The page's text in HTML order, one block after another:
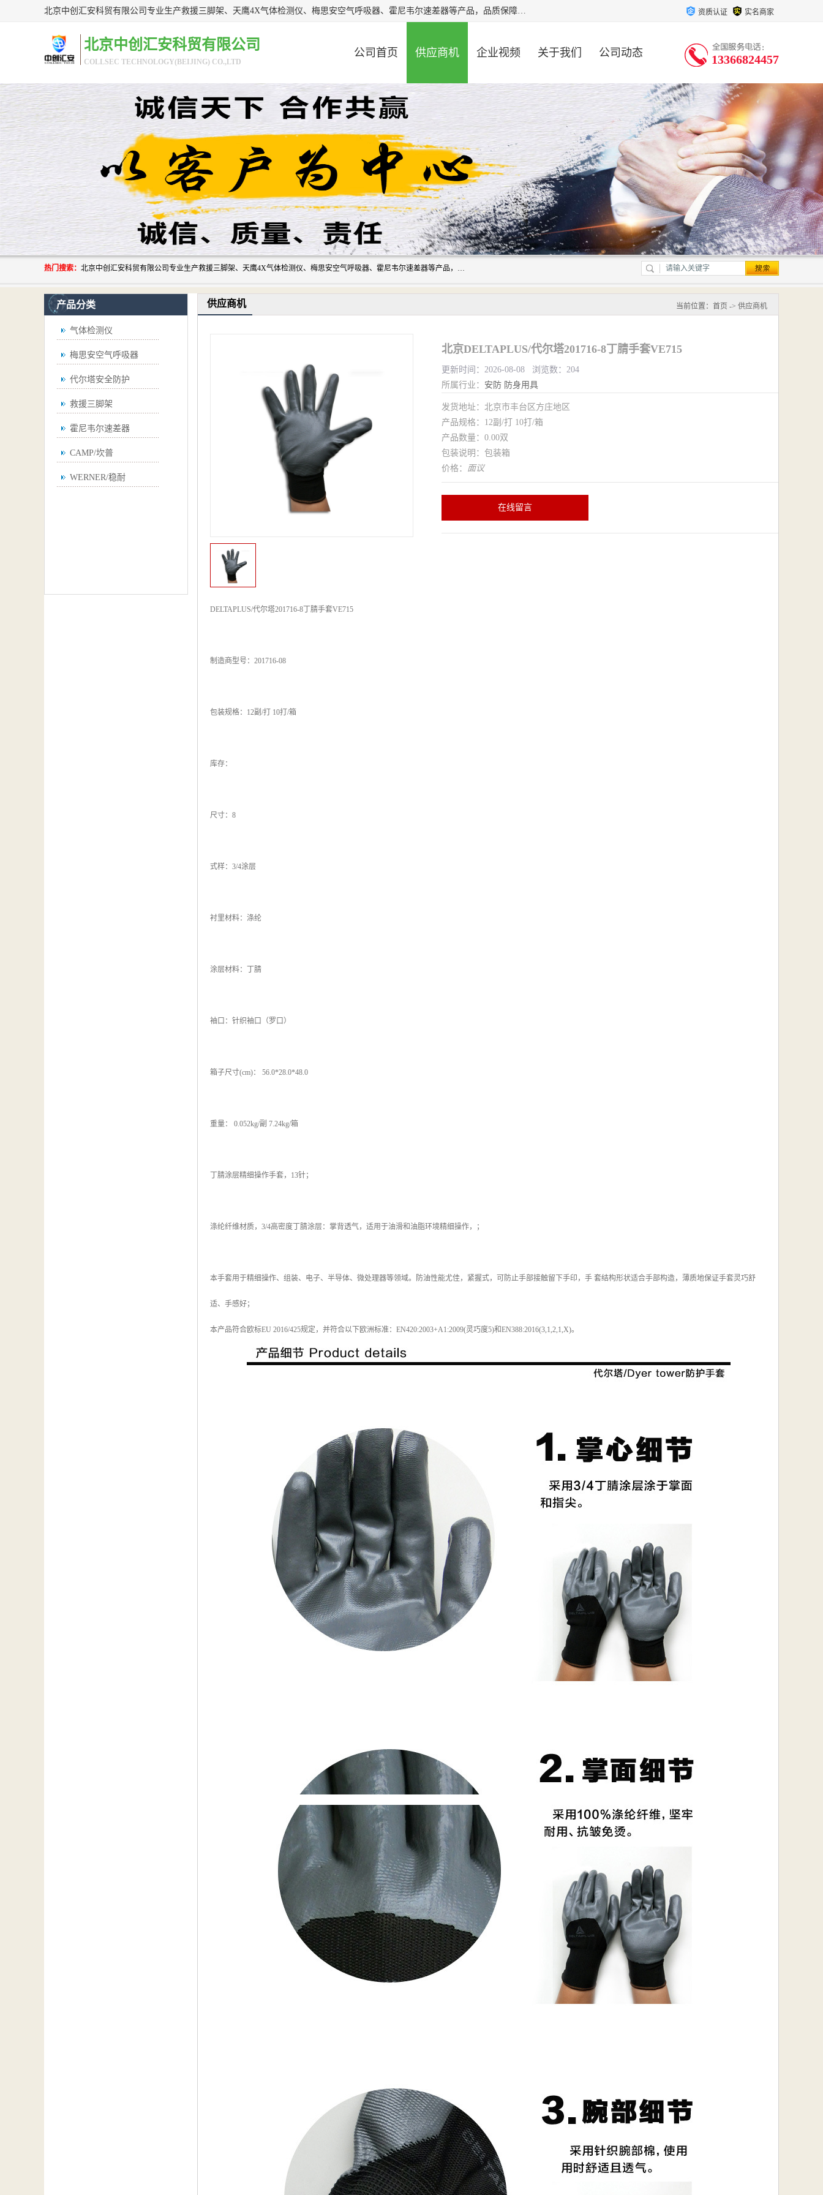
北京中创汇安科贸有限公司专业生产救援三脚架、天鹰4X气体检测仪、梅思安空气呼吸器、霍尼韦尔速差器等产品，品质保障，价格合理，欢迎在线致电咨询。 资质认证 实名商家
北京中创汇安科贸有限公司
COLLSEC TECHNOLOGY(BEIJING) CO.,LTD
公司首页 供应商机 企业视频 关于我们 公司动态 13366824457
热门搜索： 北京中创汇安科贸有限公司专业生产救援三脚架、天鹰4X气体检测仪、梅思安空气呼吸器、霍尼韦尔速差器等产品，品质保障，价格合理，欢迎在线致电咨询。
产品分类
气体检测仪
梅思安空气呼吸器
代尔塔安全防护
救援三脚架
霍尼韦尔速差器
CAMP/坎普
WERNER/稳耐
供应商机 当前位置： 首页 -> 供应商机
北京DELTAPLUS/代尔塔201716-8丁腈手套VE715
更新时间：2026-08-08 浏览数：204
所属行业： 安防 防身用具
发货地址：北京市丰台区方庄地区
产品规格：12副/打 10打/箱
产品数量：0.00双
包装说明：包装箱
价格： 面议
在线留言
DELTAPLUS/代尔塔201716-8丁腈手套VE715
制造商型号：201716-08
包装规格：12副/打 10打/箱
库存：
尺寸：8
式样：3/4涂层
衬里材料：涤纶
涂层材料：丁腈
袖口：针织袖口（罗口）
箱子尺寸(cm)： 56.0*28.0*48.0
重量： 0.052kg/副 7.24kg/箱
丁腈涂层精细操作手套，13针；
涤纶纤维材质，3/4高密度丁腈涂层：掌背透气，适用于油滑和油脂环境精细操作，；
本手套用于精细操作、组装、电子、半导体、微处理器等领域。防油性能尤佳，紧握式，可防止手部接触留下手印，手 套结构形状适合手部构造，薄质地保证手套灵巧舒
适、手感好；
本产品符合欧标EU 2016/425规定，并符合以下欧洲标准：EN420:2003+A1:2009(灵巧度5)和EN388:2016(3,1,2,1,X)。